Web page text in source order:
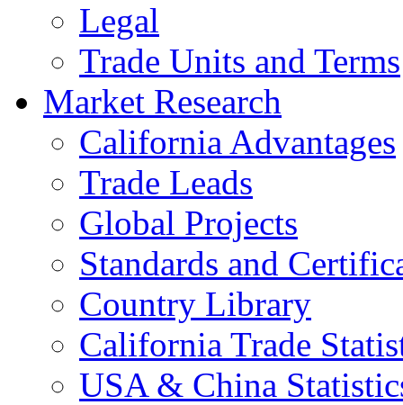
Legal
Trade Units and Terms
Market Research
California Advantages
Trade Leads
Global Projects
Standards and
Country Library
California Trade
USA & China